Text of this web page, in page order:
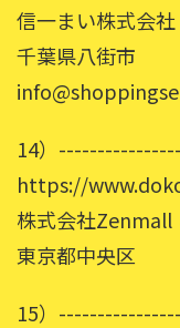
信一まい株式会
千葉県八街市
14）----------------
https://
株式会社Zenmall
東京都中央区
15）----------------